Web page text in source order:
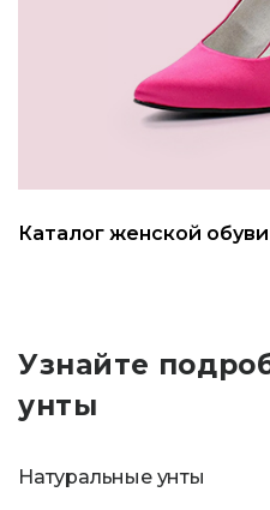
Каталог женской обуви
Узнайте
унты
Натуральные унты